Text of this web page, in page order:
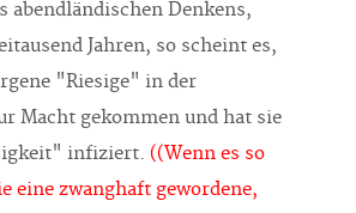
abendländischen Denkens,
Jahren, so scheint es,
"Riesige" in der
Macht gekommen und hat sie
infiziert.((Wenn es so
eine zwanghaft gewordene,